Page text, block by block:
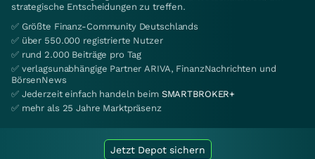
strategische Entscheidungen zu treffen.
✅ Größte Finanz-Community Deutschlands
✅ über 550.000 registrierte Nutzer
✅ rund 2.000 Beiträge pro Tag
✅ verlagsunabhängige Partner ARIVA, FinanzNachrichten und
BörsenNews
✅ Jederzeit einfach handeln beim SMARTBROKER+
✅ mehr als 25 Jahre Marktpräsenz
Jetzt Depot sichern